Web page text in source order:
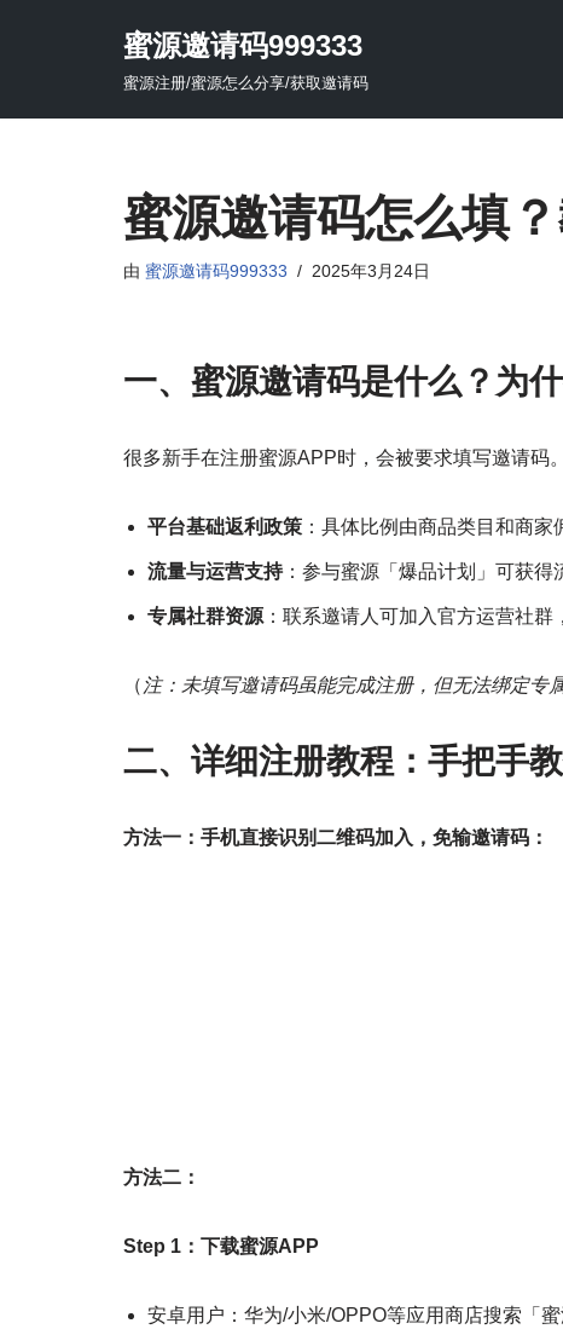
蜜源邀请码999333
蜜源注册/蜜源怎么分享/获取邀请码
蜜源邀请码怎么填
由 蜜源邀请码999333 2025年3月24日
一、蜜源邀请码是什么？为
很多新手在注册蜜源APP时，会被要求填写邀请码
平台基础返利政策 ：具体比例由商品类目和商
流量与运营支持：参与蜜源「爆品计划」可获得
专属社群资源 ：联系邀请人可加入官方运营社
（ 注：未填写邀请码虽能完成注册，但无法绑定专
二、详细注册教程：手把手
方法一：手机直接识别二维码加入，免输邀请码：
方法二：
Step 1：下载蜜源APP
安卓用户：华为/小米/OPPO等应用商店搜索「蜜